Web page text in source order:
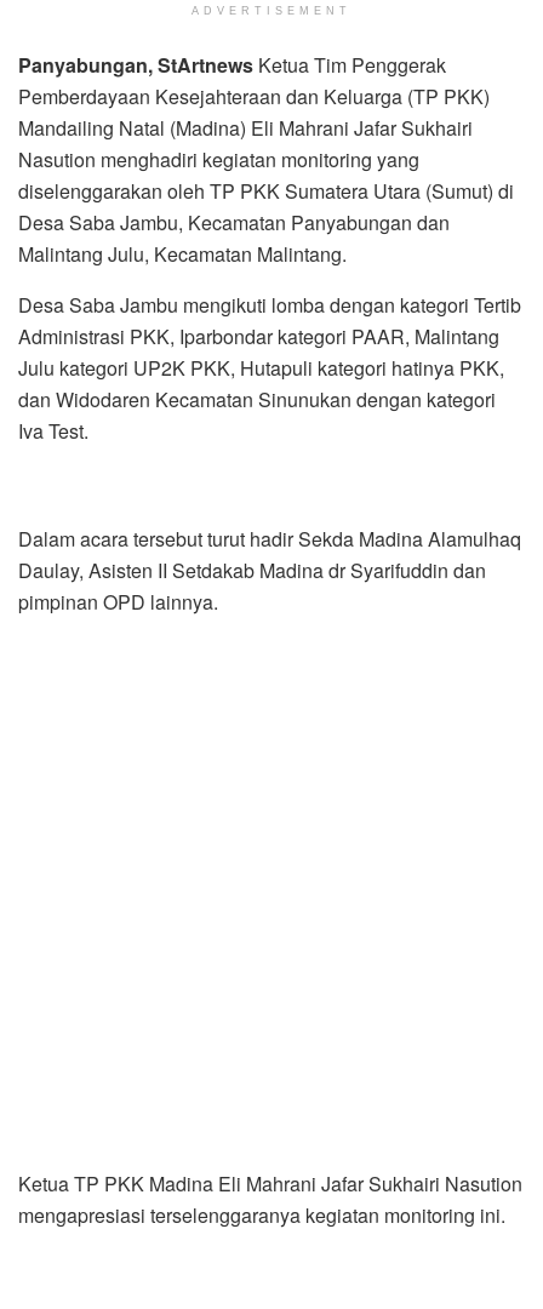
ADVERTISEMENT
Panyabungan, StArtnews Ketua Tim Penggerak
Pemberdayaan Kesejahteraan dan Keluarga (TP PKK)
Mandailing Natal (Madina) Eli Mahrani Jafar Sukhairi
Nasution menghadiri kegiatan monitoring yang
diselenggarakan oleh TP PKK Sumatera Utara (Sumut) di
Desa Saba Jambu, Kecamatan Panyabungan dan
Malintang Julu, Kecamatan Malintang.
Desa Saba Jambu mengikuti lomba dengan kategori Tertib
Administrasi PKK, Iparbondar kategori PAAR, Malintang
Julu kategori UP2K PKK, Hutapuli kategori hatinya PKK,
dan Widodaren Kecamatan Sinunukan dengan kategori
Iva Test.
Dalam acara tersebut turut hadir Sekda Madina Alamulhaq
Daulay, Asisten II Setdakab Madina dr Syarifuddin dan
pimpinan OPD lainnya.
Ketua TP PKK Madina Eli Mahrani Jafar Sukhairi Nasution
mengapresiasi terselenggaranya kegiatan monitoring ini.